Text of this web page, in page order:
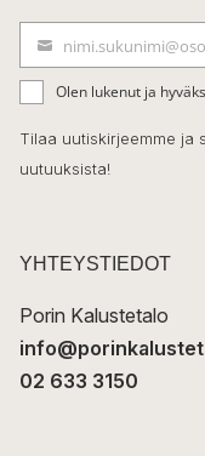
e
b
o
o
k
ä
h
k
t
Olen lukenut ja
Tilaa uutiskirjeemme ja
uutuuksista!
YHTEYSTIEDOT
Porin Kalustetalo
02 633 3150